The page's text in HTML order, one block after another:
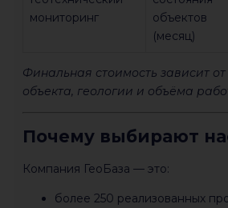
мониторинг
объектов
(месяц)
Финальная стоимость зависит
объекта, геологии и объёма
Почему выбирают
Компания ГеоБаза — это:
более 250 реализованных